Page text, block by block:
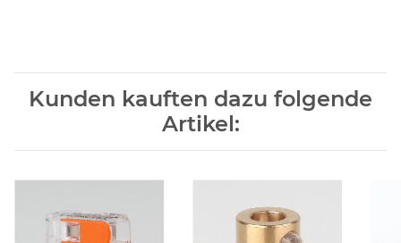
Kunden kauften dazu folgende
Artikel: